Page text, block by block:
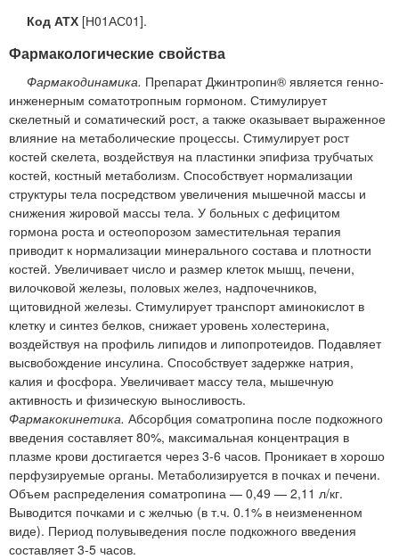
Код АТХ [Н01АС01].
Фармакологические свойства
Фармакодинамика. Препарат Джинтропин® является генно-
инженерным соматотропным гормоном. Стимулирует
скелетный и соматический рост, а также оказывает выраженное
влияние на метаболические процессы. Стимулирует рост
костей скелета, воздействуя на пластинки эпифиза трубчатых
костей, костный метаболизм. Способствует нормализации
структуры тела посредством увеличения мышечной массы и
снижения жировой массы тела. У больных с дефицитом
гормона роста и остеопорозом заместительная терапия
приводит к нормализации минерального состава и плотности
костей. Увеличивает число и размер клеток мышц, печени,
вилочковой железы, половых желез, надпочечников,
щитовидной железы. Стимулирует транспорт аминокислот в
клетку и синтез белков, снижает уровень холестерина,
воздействуя на профиль липидов и липопротеидов. Подавляет
высвобождение инсулина. Способствует задержке натрия,
калия и фосфора. Увеличивает массу тела, мышечную
активность и физическую выносливость.
Фармакокинетика. Абсорбция соматропина после подкожного
введения составляет 80%, максимальная концентрация в
плазме крови достигается через 3-6 часов. Проникает в хорошо
перфузируемые органы. Метаболизируется в почках и печени.
Объем распределения соматропина — 0,49 — 2,11 л/кг.
Выводится почками и с желчью (в т.ч. 0.1% в неизмененном
виде). Период полувыведения после подкожного введения
составляет 3-5 часов.